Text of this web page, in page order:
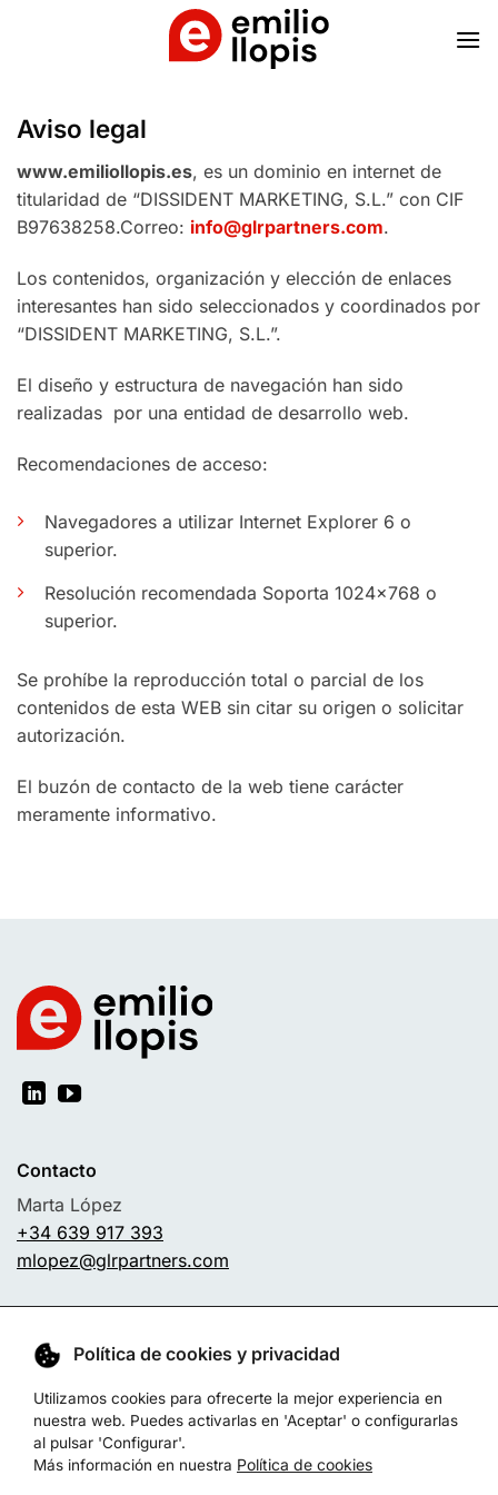
Aviso legal
www.emiliollopis.es, es un dominio en internet de
titularidad de “DISSIDENT MARKETING, S.L.” con CIF
B97638258.Correo: info@glrpartners.com.
Los contenidos, organización y elección de enlaces
interesantes han sido seleccionados y coordinados por
“DISSIDENT MARKETING, S.L.”.
El diseño y estructura de navegación han sido
realizadas por una entidad de desarrollo web.
Recomendaciones de acceso:
Navegadores a utilizar Internet Explorer 6 o
superior.
Resolución recomendada Soporta 1024×768 o
superior.
Se prohíbe la reproducción total o parcial de los
contenidos de esta WEB sin citar su origen o solicitar
autorización.
El buzón de contacto de la web tiene carácter
meramente informativo.
Sobre mí Business Branding Servicios
Libros Blog Experiencia
Contacto
Marta López
+34 639 917 393
mlopez@glrpartners.com
Política de cookies y privacidad
Utilizamos cookies para ofrecerte la mejor experiencia en
nuestra web. Puedes activarlas en 'Aceptar' o configurarlas
al pulsar 'Configurar'.
Más información en nuestra Política de cookies